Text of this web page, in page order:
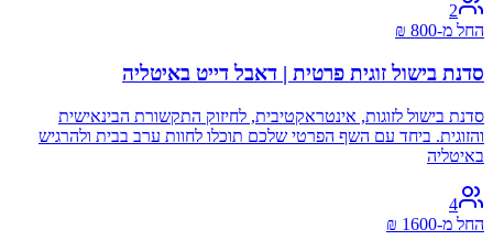
2
החל מ-800
₪
סדנת בישול זוגית פרטית | דאבל דייט באיטליה
סדנת בישול לזוגות, אינטראקטיבית, לחיזוק התקשורת הבינאישית
והזוגית. ביחד עם השף הפרטי שלכם תוכלו לחוות ערב בבית ולהרגיש
באיטליה
4
החל מ-1600
₪